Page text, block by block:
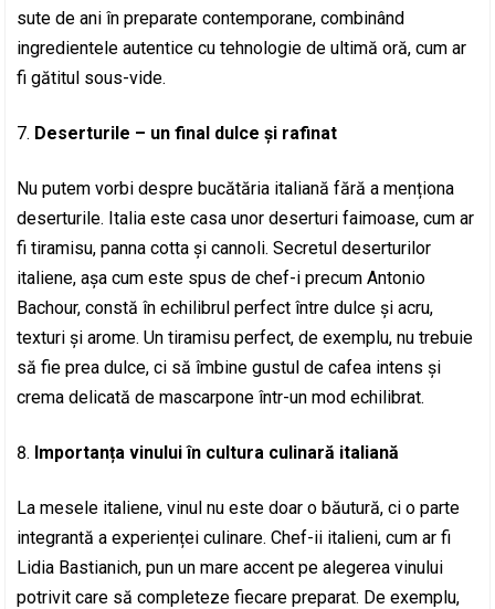
sute de ani în preparate contemporane, combinând
ingredientele autentice cu tehnologie de ultimă oră, cum ar
fi gătitul sous-vide.
Deserturile – un final dulce și rafinat
Nu putem vorbi despre bucătăria italiană fără a menționa
deserturile. Italia este casa unor deserturi faimoase, cum ar
fi tiramisu, panna cotta și cannoli. Secretul deserturilor
italiene, așa cum este spus de chef-i precum Antonio
Bachour, constă în echilibrul perfect între dulce și acru,
texturi și arome. Un tiramisu perfect, de exemplu, nu trebuie
să fie prea dulce, ci să îmbine gustul de cafea intens și
crema delicată de mascarpone într-un mod echilibrat.
Importanța vinului în cultura culinară italiană
La mesele italiene, vinul nu este doar o băutură, ci o parte
integrantă a experienței culinare. Chef-ii italieni, cum ar fi
Lidia Bastianich, pun un mare accent pe alegerea vinului
potrivit care să completeze fiecare preparat. De exemplu,